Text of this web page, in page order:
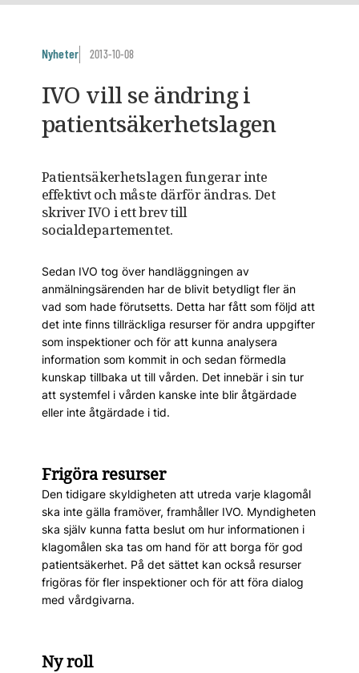
Nyheter 2013-10-08
IVO vill se ändring i
patientsäkerhetslagen
Patientsäkerhetslagen fungerar inte
effektivt och måste därför ändras. Det
skriver IVO i ett brev till
socialdepartementet.
Sedan IVO tog över handläggningen av
anmälningsärenden har de blivit betydligt fler än
vad som hade förutsetts. Detta har fått som följd att
det inte finns tillräckliga resurser för andra uppgifter
som inspektioner och för att kunna analysera
information som kommit in och sedan förmedla
kunskap tillbaka ut till vården. Det innebär i sin tur
att systemfel i vården kanske inte blir åtgärdade
eller inte åtgärdade i tid.
Frigöra resurser
Den tidigare skyldigheten att utreda varje klagomål
ska inte gälla framöver, framhåller IVO. Myndigheten
ska själv kunna fatta beslut om hur informationen i
klagomålen ska tas om hand för att borga för god
patientsäkerhet. På det sättet kan också resurser
frigöras för fler inspektioner och för att föra dialog
med vårdgivarna.
Ny roll